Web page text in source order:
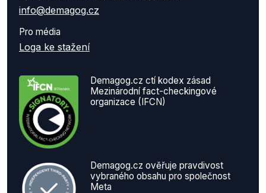
info@demagog.cz
Pro média
Loga ke stažení
Demagog.cz ctí kodex zásad
Mezinárodní fact-checkingové
organizace (IFCN)
Demagog.cz ověřuje pravdivost
vybraného obsahu pro společnost
Meta